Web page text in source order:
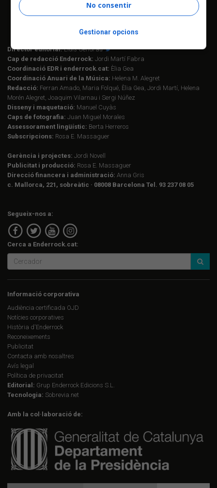
Director editorial:Lluís Gendrau
Cap de redacció Enderrock: Jordi Martí Fabra
Coordinació EDR i enderrock.cat: Èlia Gea
Coordinació Anuari de la Música: Helena M. Alegret
Redacció: Ferran Amado, Maria Folqué, Èlia Gea, Jordi Martí, Helena
Morén Alegret, Joaquim Vilarnau i Sergi Núñez
Disseny i maquetació: Manuel Cuyàs
Caps de fotografia: Juan Miguel Morales
Assessorament lingüístic: Berta Herreros
Subscripcions: Rosa E. Massaguer
Gerència i projectes: Jordi Novell
Publicitat i producció: Rosa E. Massaguer
Direcció financera i administració: Anna Gris
c. Mallorca, 221, sobreàtic · 08008 Barcelona Tel. 93 237 08 05
Segueix-nos a:
Cerca a Enderrock.cat:
Informació corporativa
Audiència certificada OJD
Notícies corporatives
Història d'Enderrock
Reconeixements
Publicitat
Contacta amb nosaltres
Avís legal
Política de privacitat
Editorial: Grup Enderrock Edicions S.L.
Tecnologia: Sobrevia.net
Amb la col·laboració de:
No consentir
Gestionar opcions